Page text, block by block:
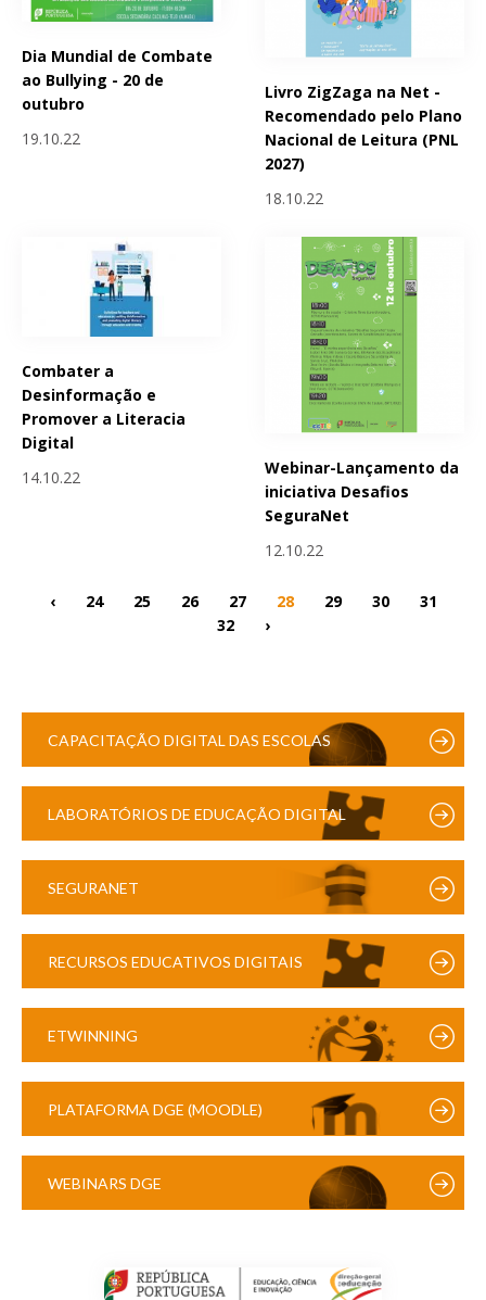
Dia Mundial de Combate
ao Bullying - 20 de
outubro
19.10.22
Livro ZigZaga na Net -
Recomendado pelo Plano
Nacional de Leitura (PNL
2027)
18.10.22
Combater a
Desinformação e
Promover a Literacia
Digital
14.10.22
Webinar-Lançamento da
iniciativa Desafios
SeguraNet
12.10.22
‹ 24 25 26 27 28 29 30
31
32
›
CAPACITAÇÃO DIGITAL DAS ESCOLAS
LABORATÓRIOS DE EDUCAÇÃO DIGITAL
SEGURANET
RECURSOS EDUCATIVOS DIGITAIS
ETWINNING
PLATAFORMA DGE (MOODLE)
WEBINARS DGE